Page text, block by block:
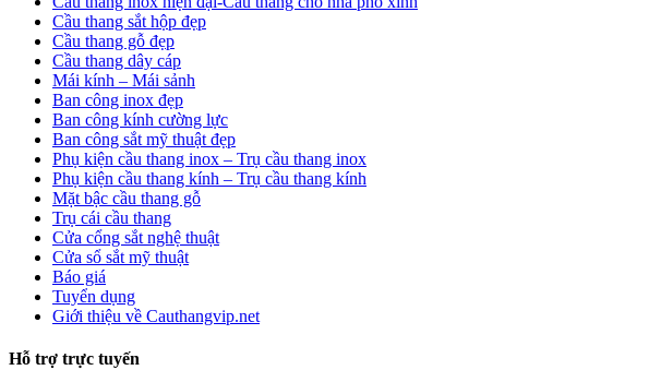
Cầu thang sắt hộp đẹp
Cầu thang gỗ đẹp
Cầu thang dây cáp
Mái kính – Mái sảnh
Ban công inox đẹp
Ban công kính cường lực
Ban công sắt mỹ thuật đẹp
Phụ kiện cầu thang inox – Trụ cầu thang inox
Phụ kiện cầu thang kính – Trụ cầu thang kính
Mặt bậc cầu thang gỗ
Trụ cái cầu thang
Cửa cổng sắt nghệ thuật
Cửa sổ sắt mỹ thuật
Báo giá
Tuyển dụng
Giới thiệu về Cauthangvip.net
Hỗ trợ trực tuyến